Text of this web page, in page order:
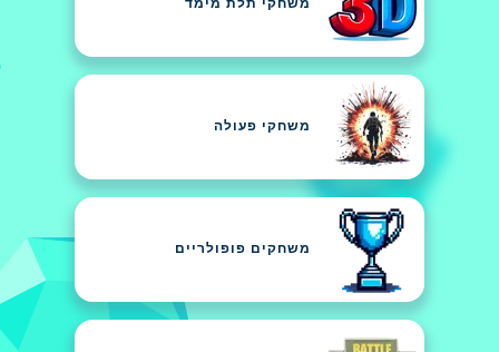
משחקי תלת מימד
משחקי פעולה
משחקים פופולריים